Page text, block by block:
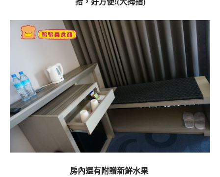
拾，好方便!(大拇指)
房內還有附贈新鮮水果